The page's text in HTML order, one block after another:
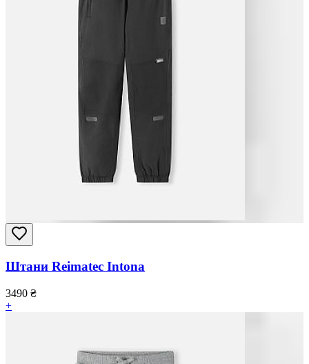
Штани Reimatec Intona
3490 ₴
+